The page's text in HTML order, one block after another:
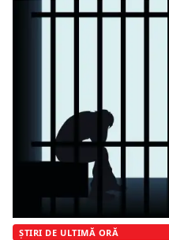
ȘTIRI DE ULTIMĂ ORĂ